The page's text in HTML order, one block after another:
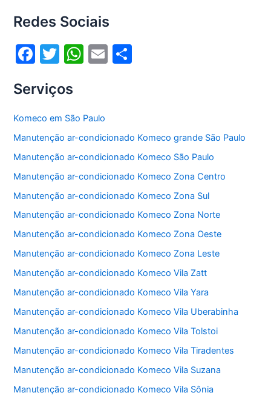
o
o
k
p
p
Redes Sociais
F
c
e
b
o
o
k
T
itt
er
W
s
A
p
p
E
Serviços
Komeco em São Paulo
Manutenção ar-condicionado Komeco grande São Paulo
Manutenção ar-condicionado Komeco São Paulo
Manutenção ar-condicionado Komeco Zona Centro
Manutenção ar-condicionado Komeco Zona Sul
Manutenção ar-condicionado Komeco Zona Norte
Manutenção ar-condicionado Komeco Zona Oeste
Manutenção ar-condicionado Komeco Zona Leste
Manutenção ar-condicionado Komeco Vila Zatt
Manutenção ar-condicionado Komeco Vila Yara
Manutenção ar-condicionado Komeco Vila Uberabinha
Manutenção ar-condicionado Komeco Vila Tolstoi
Manutenção ar-condicionado Komeco Vila Tiradentes
Manutenção ar-condicionado Komeco Vila Suzana
Manutenção ar-condicionado Komeco Vila Sônia